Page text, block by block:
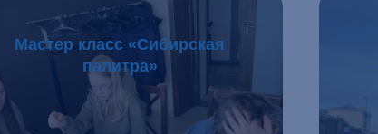
Мастер класс «Сибирская
палитра»